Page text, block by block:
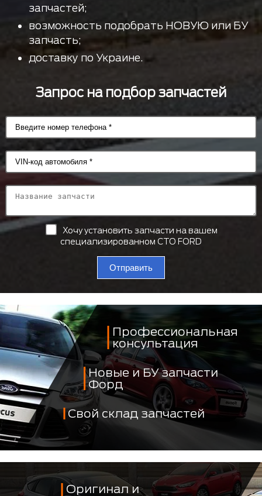
запчастей;
возможность подобрать НОВУЮ или БУ
запчасть;
доставку по Украине.
Запрос на подбор запчастей
Хочу установить запчасти на вашем
специализированном СТО FORD
Отправить
Профессиональная
консультация
Новые и БУ запчасти
Форд
Свой склад запчастей
Оригинал и